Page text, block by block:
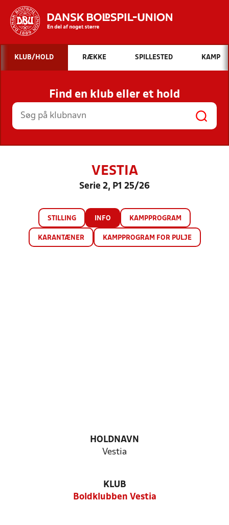
Hvad vil du søge efter?
INDHOLD OG NYHEDER
STILLINGER, RESULTATER, KLUBBER OG
HOLD
KLUB/HOLD RÆKKE SPILLESTED KAMP
Find en klub eller et hold
VESTIA
Serie 2, P1 25/26
STILLING INFO KAMPPROGRAM
KARANTÆNER KAMPPROGRAM FOR PULJE
HOLDNAVN
Vestia
KLUB
Boldklubben Vestia